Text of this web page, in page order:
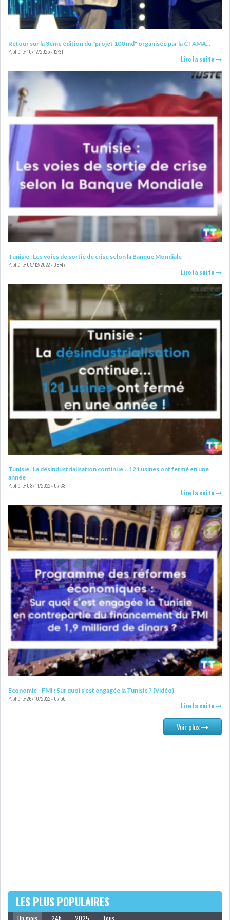
DE FINANCEMEN...
LE CALENDRIER FISCAL ET
RSS
ECONOMIE
ACTUALITÉS
EMPLOI
PRIVATISATION NOMINATION
ACTUALITÉS DES
SOCIÉTÉS
DEVISES
TOURISME
DONNÉES
MACROÉCONOMIQUES
HAUSSE DES RÉSERVES DE
INS : L'INFLATION RECULE À
5,1% EN...
IRADA : PREMIER APPEL À
FONDATION POUR L...
RSS
POLITIQUE
ELECTIONS
ACTUALITÉS
REPRÉSENTANTS DU
NOUVELLE CHEFFE DU...
Retour sur la 3ème édition du "projet 100 md" organisée par la CTAMA...
Publié le:10/12/2025 - 12:31
Lire la suite
Tunisie : Les voies de sortie de crise selon la Banque Mondiale
Publié le:05/12/2022 - 08:47
Lire la suite
Tunisie : La désindustrialisation continue… 121 usines ont fermé en une
année
Publié le:08/11/2022 - 07:38
Lire la suite
Economie - FMI : Sur quoi s’est engagée la Tunisie ? (Vidéo)
Publié le:26/10/2022 - 07:50
Lire la suite
Voir plus
LES PLUS POPULAIRES